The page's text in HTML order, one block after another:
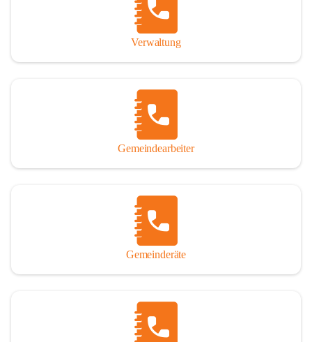
Verwaltung
Gemeindearbeiter
Gemeinderäte